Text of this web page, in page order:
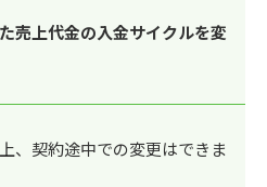
売上代金の入金サイクルを変
、契約途中での変更はできま